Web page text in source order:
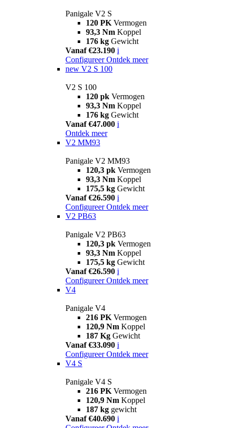
Panigale V2 S
120 PK Vermogen
93,3 Nm Koppel
176 kg Gewicht
Vanaf €23.190 i
Configureer Ontdek meer
new V2 S 100
V2 S 100
120 pk Vermogen
93,3 Nm Koppel
176 kg Gewicht
Vanaf €47.000 i
Ontdek meer
V2 MM93
Panigale V2 MM93
120,3 pk Vermogen
93,3 Nm Koppel
175,5 kg Gewicht
Vanaf €26.590 i
Configureer Ontdek meer
V2 PB63
Panigale V2 PB63
120,3 pk Vermogen
93,3 Nm Koppel
175,5 kg Gewicht
Vanaf €26.590 i
Configureer Ontdek meer
V4
Panigale V4
216 PK Vermogen
120,9 Nm Koppel
187 Kg Gewicht
Vanaf €33.090 i
Configureer Ontdek meer
V4 S
Panigale V4 S
216 PK Vermogen
120,9 Nm Koppel
187 kg gewicht
Vanaf €40.690 i